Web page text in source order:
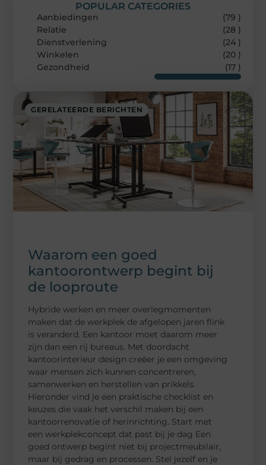
GERELATEERDE BERICHTEN
Waarom een goed
kantoorontwerp begint bij
de looproute
Hybride werken en meer overlegmomenten
maken dat de werkplek de afgelopen jaren flink
is veranderd. Een kantoor moet daarom meer
zijn dan een rij bureaus. Met doordacht
kantoorinterieur design creëer je een omgeving
waar mensen zich kunnen concentreren,
samenwerken en herstellen van prikkels.
Hieronder vind je een praktische checklist en
keuzes die vaak het verschil maken bij een
kantoorrenovatie of herinrichting. Start met
een werkplekconcept dat past bij je dag Een
goed ontwerp begint niet bij projectmeubilair,
maar bij gedrag en processen. Stel jezelf en je
POPULAR CATEGORIES
Aanbiedingen
(79 )
Relatie
(28 )
Dienstverlening
(24 )
Winkelen
(20 )
Gezondheid
(17 )